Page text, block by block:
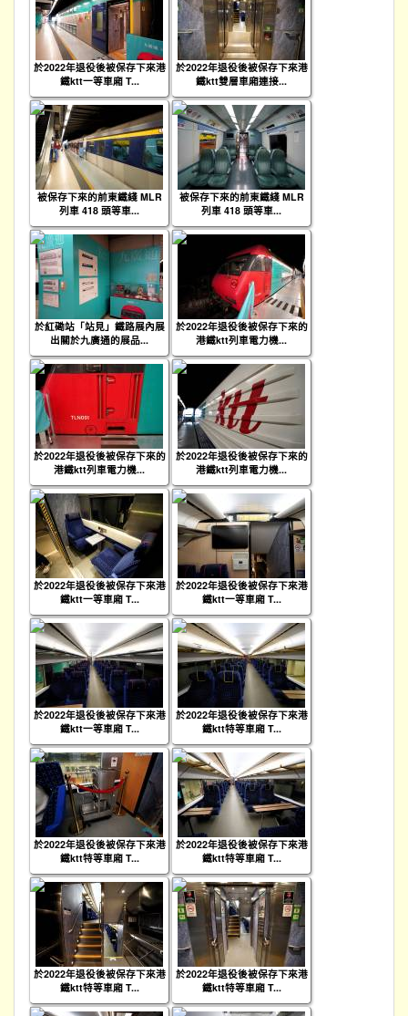
於2022年退役後被保存下來港
鐵ktt一等車廂 T...
於2022年退役後被保存下來港
鐵ktt雙層車廂連接...
被保存下來的前東鐵綫 MLR
列車 418 頭等車...
被保存下來的前東鐵綫 MLR
列車 418 頭等車...
於紅磡站「站見」鐵路展內展
出關於九廣通的展品...
於2022年退役後被保存下來的
港鐵ktt列車電力機...
於2022年退役後被保存下來的
港鐵ktt列車電力機...
於2022年退役後被保存下來的
港鐵ktt列車電力機...
於2022年退役後被保存下來港
鐵ktt一等車廂 T...
於2022年退役後被保存下來港
鐵ktt一等車廂 T...
於2022年退役後被保存下來港
鐵ktt一等車廂 T...
於2022年退役後被保存下來港
鐵ktt特等車廂 T...
於2022年退役後被保存下來港
鐵ktt特等車廂 T...
於2022年退役後被保存下來港
鐵ktt特等車廂 T...
於2022年退役後被保存下來港
鐵ktt特等車廂 T...
於2022年退役後被保存下來港
鐵ktt特等車廂 T...